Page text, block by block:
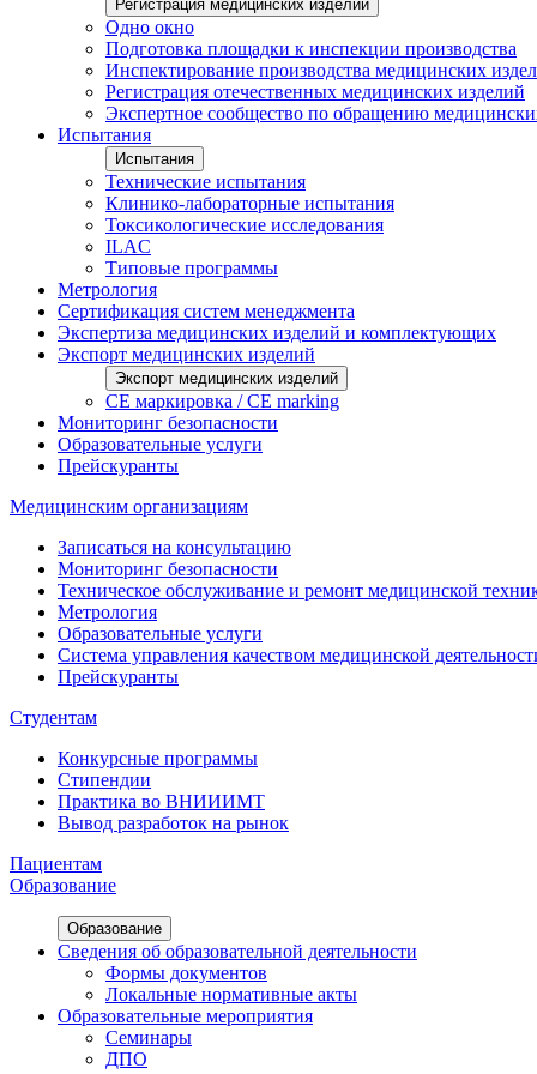
Регистрация медицинских изделий
Одно окно
Подготовка площадки к инспекции производства
Инспектирование производства медицинских
Регистрация отечественных медицинских изделий
Экспертное сообщество по обращению
Испытания
Испытания
Технические испытания
Клинико-лабораторные испытания
Токсикологические исследования
ILAС
Типовые программы
Метрология
Сертификация систем менеджмента
Экспертиза медицинских изделий и комплектующих
Экспорт медицинских изделий
Экспорт медицинских изделий
CE маркировка / CE marking
Мониторинг безопасности
Образовательные услуги
Прейскуранты
Медицинским организациям
Записаться на консультацию
Мониторинг безопасности
Техническое обслуживание и ремонт медицинской
Метрология
Образовательные услуги
Система управления качеством медицинской
Прейскуранты
Студентам
Конкурсные программы
Стипендии
Практика во ВНИИИМТ
Вывод разработок на рынок
Пациентам
Образование
Образование
Сведения об образовательной деятельности
Формы документов
Локальные нормативные акты
Образовательные мероприятия
Семинары
ДПО